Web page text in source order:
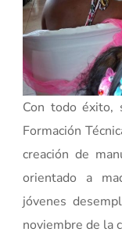
Con todo éxito,
Formación
creación de
orientado a
jóvenes
noviembre de la